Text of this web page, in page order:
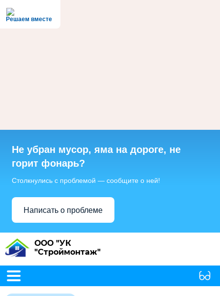
Решаем вместе
Не убран мусор, яма на дороге, не
горит фонарь?
Столкнулись с проблемой — сообщите о ней!
Написать о проблеме
ООО "УК
"Строймонтаж"